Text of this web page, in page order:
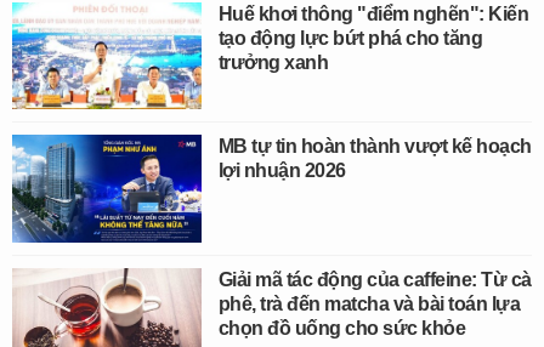
Huế khơi thông "điểm nghẽn": Kiến
tạo động lực bứt phá cho tăng
trưởng xanh
MB tự tin hoàn thành vượt kế hoạch
lợi nhuận 2026
Giải mã tác động của caffeine: Từ cà
phê, trà đến matcha và bài toán lựa
chọn đồ uống cho sức khỏe